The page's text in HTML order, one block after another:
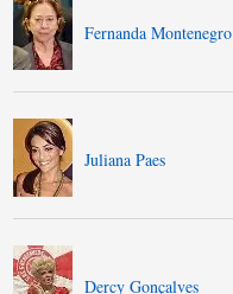
Fernanda Montenegro
Juliana Paes
Dercy Gonçalves